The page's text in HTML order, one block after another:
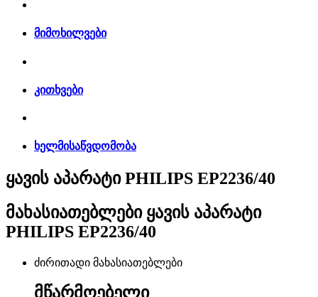
მიმოხილვები
კითხვები
ხელმისაწვდომობა
ყავის აპარატი PHILIPS EP2236/40
მახასიათებლები ყავის აპარატი
PHILIPS EP2236/40
ძირითადი მახასიათებლები
მწარმოებელი